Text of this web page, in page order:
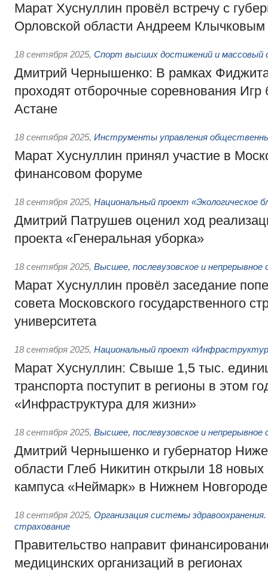
Марат Хуснуллин провёл встречу с
Орловской области Андреем Клычковым
18 сентября 2025, Спорт высших достижений и массовый
Дмитрий Чернышенко: В рамках
проходят отборочные соревнования Игр
Астане
18 сентября 2025, Инструменты управления
Марат Хуснуллин принял участие в
финансовом форуме
18 сентября 2025, Национальный проект «Экологическое
Дмитрий Патрушев оценил ход
проекта «Генеральная уборка»
18 сентября 2025, Высшее, послевузовское и непрерывное
Марат Хуснуллин провёл заседание
совета Московского государственного
университета
18 сентября 2025, Национальный проект
Марат Хуснуллин: Свыше 1,5 тыс.
транспорта поступит в регионы в этом
«Инфраструктура для жизни»
18 сентября 2025, Высшее, послевузовское и непрерывное
Дмитрий Чернышенко и губернатор
области Глеб Никитин открыли 18
кампуса «Неймарк» в Нижнем Новгороде
18 сентября 2025, Организация системы
страхование
Правительство направит
медицинских организаций в регионах